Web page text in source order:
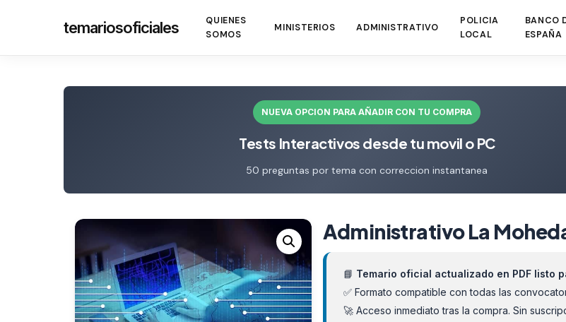
temariosoficiales
QUIENES
SOMOS
MINISTERIOS ADMINISTRATIVO
POLICIA
LOCAL
BANCO
ESPAÑA
NUEVA OPCION PARA AÑADIR CON TU COMPRA
Tests Interactivos desde tu movil o PC
50 preguntas por tema con correccion instantanea
Administrativo La
📘 Temario oficial actualizado en PDF listo
✅ Formato compatible con todas las
🚀 Acceso inmediato tras la compra. Sin